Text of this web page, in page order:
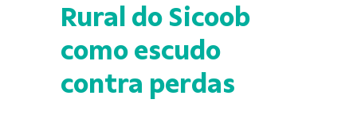
Rural do Sicoob
como escudo
contra perdas